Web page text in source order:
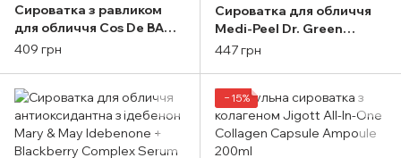
Сироватка з равликом
для обличчя Cos De BAHA
Snail Serum (SH), 120ml
409 грн
Сироватка для обличчя
Medi-Peel Dr. Green
Vitamin Ampoule 70ml
447 грн
−15%